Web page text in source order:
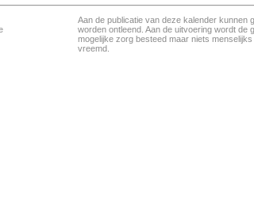
Aan de publicatie van deze kalender kunnen
worden ontleend. Aan de uitvoering wordt de
mogelijke zorg besteed maar niets menselijks
vreemd.